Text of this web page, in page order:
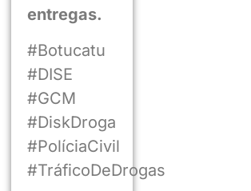
entregas.
#Botucatu
#DISE
#GCM
#DiskDroga
#PolíciaCivil
#TráficoDeDrogas